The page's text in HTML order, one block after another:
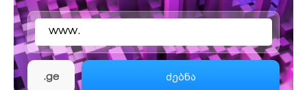
www.
.ge ძებნა